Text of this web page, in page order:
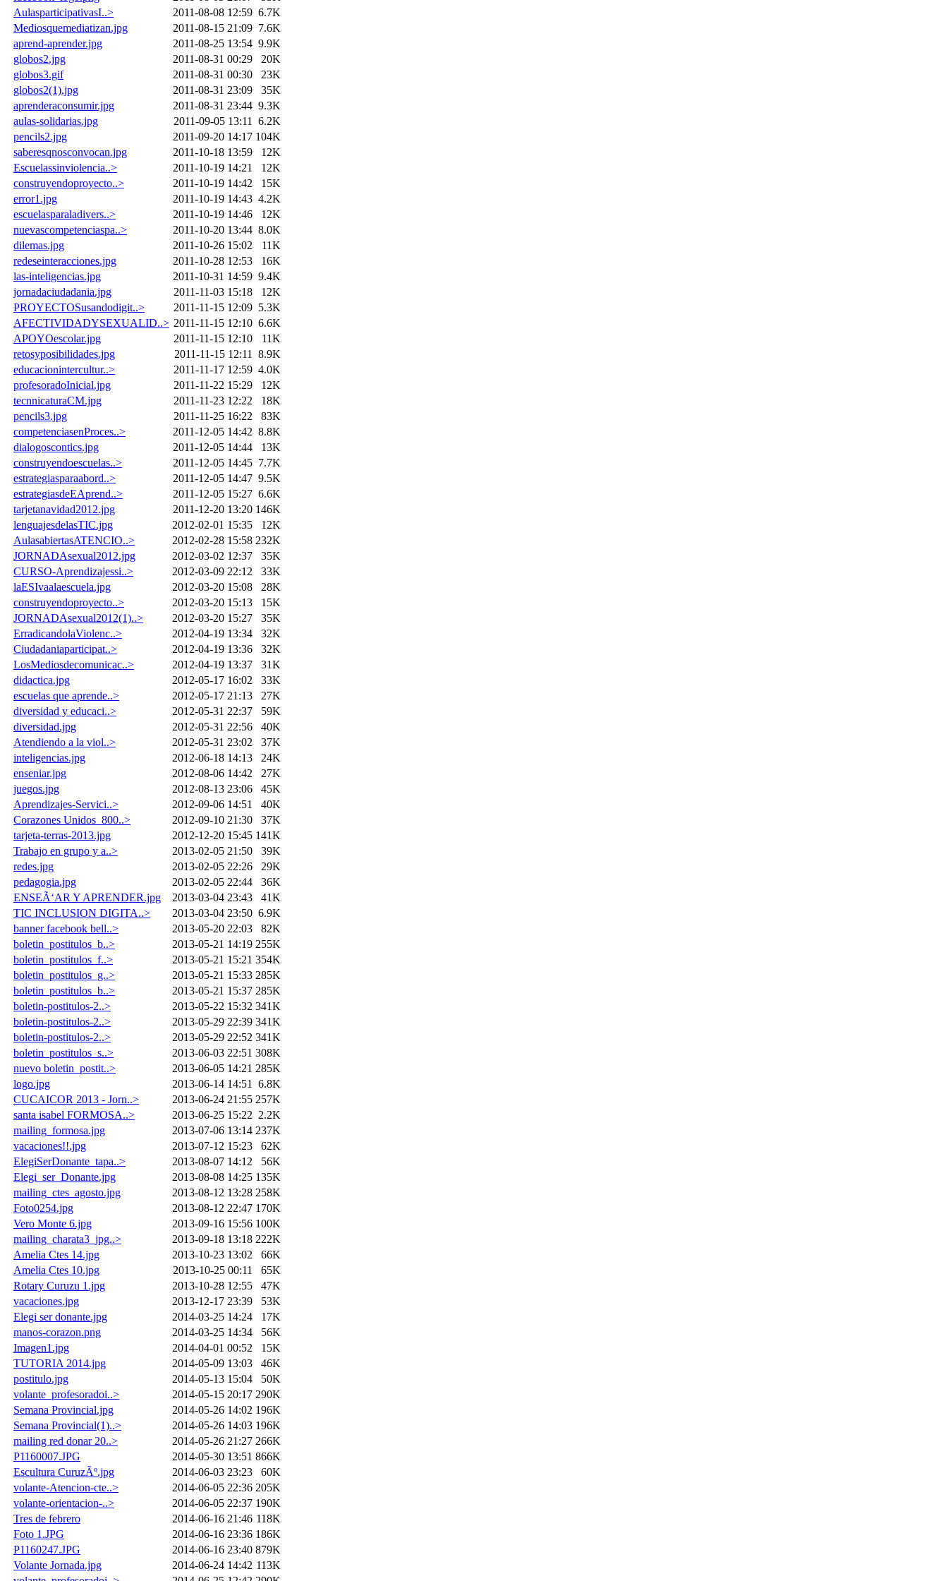
AulasparticipativasI..>
2011-08-08 12:59 6.7K
Mediosquemediatizan.jpg
2011-08-15 21:09 7.6K
aprend-aprender.jpg
2011-08-25 13:54 9.9K
globos2.jpg
2011-08-31 00:29
20K
globos3.gif
2011-08-31 00:30
23K
globos2(1).jpg
2011-08-31 23:09
35K
aprenderaconsumir.jpg
2011-08-31 23:44 9.3K
aulas-solidarias.jpg
2011-09-05 13:11
6.2K
pencils2.jpg
2011-09-20 14:17 104K
saberesqnosconvocan.jpg
2011-10-18 13:59
12K
Escuelassinviolencia..>
2011-10-19 14:21
12K
construyendoproyecto..>
2011-10-19 14:42
15K
error1.jpg
2011-10-19 14:43 4.2K
escuelasparaladivers..>
2011-10-19 14:46
12K
nuevascompetenciaspa..>
2011-10-20 13:44 8.0K
dilemas.jpg
2011-10-26 15:02
11K
redeseinteracciones.jpg
2011-10-28 12:53
16K
las-inteligencias.jpg
2011-10-31 14:59 9.4K
jornadaciudadania.jpg
2011-11-03 15:18
12K
PROYECTOSusandodigit..>
2011-11-15 12:09 5.3K
AFECTIVIDADYSEXUALID..> 2011-11-15 12:10 6.6K
APOYOescolar.jpg
2011-11-15 12:10
11K
retosyposibilidades.jpg
2011-11-15 12:11
8.9K
educacionintercultur..>
2011-11-17 12:59 4.0K
profesoradoInicial.jpg
2011-11-22 15:29
12K
tecnnicaturaCM.jpg
2011-11-23 12:22
18K
pencils3.jpg
2011-11-25 16:22
83K
competenciasenProces..>
2011-12-05 14:42 8.8K
dialogoscontics.jpg
2011-12-05 14:44
13K
construyendoescuelas..>
2011-12-05 14:45 7.7K
estrategiasparaabord..>
2011-12-05 14:47 9.5K
estrategiasdeEAprend..>
2011-12-05 15:27 6.6K
tarjetanavidad2012.jpg
2011-12-20 13:20 146K
lenguajesdelasTIC.jpg
2012-02-01 15:35
12K
AulasabiertasATENCIO..>
2012-02-28 15:58 232K
JORNADAsexual2012.jpg
2012-03-02 12:37
35K
CURSO-Aprendizajessi..>
2012-03-09 22:12
33K
laESIvaalaescuela.jpg
2012-03-20 15:08
28K
construyendoproyecto..>
2012-03-20 15:13
15K
JORNADAsexual2012(1)..>
2012-03-20 15:27
35K
ErradicandolaViolenc..>
2012-04-19 13:34
32K
Ciudadaniaparticipat..>
2012-04-19 13:36
32K
LosMediosdecomunicac..>
2012-04-19 13:37
31K
didactica.jpg
2012-05-17 16:02
33K
escuelas que aprende..>
2012-05-17 21:13
27K
diversidad y educaci..>
2012-05-31 22:37
59K
diversidad.jpg
2012-05-31 22:56
40K
Atendiendo a la viol..>
2012-05-31 23:02
37K
inteligencias.jpg
2012-06-18 14:13
24K
enseniar.jpg
2012-08-06 14:42
27K
juegos.jpg
2012-08-13 23:06
45K
Aprendizajes-Servici..>
2012-09-06 14:51
40K
Corazones Unidos_800..>
2012-09-10 21:30
37K
tarjeta-terras-2013.jpg
2012-12-20 15:45 141K
Trabajo en grupo y a..>
2013-02-05 21:50
39K
redes.jpg
2013-02-05 22:26
29K
pedagogia.jpg
2013-02-05 22:44
36K
ENSEÃ‘AR Y APRENDER.jpg
2013-03-04 23:43
41K
TIC INCLUSION DIGITA..>
2013-03-04 23:50 6.9K
banner facebook bell..>
2013-05-20 22:03
82K
boletin_postitulos_b..>
2013-05-21 14:19 255K
boletin_postitulos_f..>
2013-05-21 15:21 354K
boletin_postitulos_g..>
2013-05-21 15:33 285K
boletin_postitulos_b..>
2013-05-21 15:37 285K
boletin-postitulos-2..>
2013-05-22 15:32 341K
boletin-postitulos-2..>
2013-05-29 22:39 341K
boletin-postitulos-2..>
2013-05-29 22:52 341K
boletin_postitulos_s..>
2013-06-03 22:51 308K
nuevo boletin_postit..>
2013-06-05 14:21 285K
logo.jpg
2013-06-14 14:51
6.8K
CUCAICOR 2013 - Jorn..>
2013-06-24 21:55 257K
santa isabel FORMOSA..>
2013-06-25 15:22 2.2K
mailing_formosa.jpg
2013-07-06 13:14 237K
vacaciones!!.jpg
2013-07-12 15:23
62K
ElegiSerDonante_tapa..>
2013-08-07 14:12
56K
Elegi_ser_Donante.jpg
2013-08-08 14:25 135K
mailing_ctes_agosto.jpg
2013-08-12 13:28 258K
Foto0254.jpg
2013-08-12 22:47 170K
Vero Monte 6.jpg
2013-09-16 15:56 100K
mailing_charata3_jpg..>
2013-09-18 13:18 222K
Amelia Ctes 14.jpg
2013-10-23 13:02
66K
Amelia Ctes 10.jpg
2013-10-25 00:11
65K
Rotary Curuzu 1.jpg
2013-10-28 12:55
47K
vacaciones.jpg
2013-12-17 23:39
53K
Elegi ser donante.jpg
2014-03-25 14:24
17K
manos-corazon.png
2014-03-25 14:34
56K
Imagen1.jpg
2014-04-01 00:52
15K
TUTORIA 2014.jpg
2014-05-09 13:03
46K
postitulo.jpg
2014-05-13 15:04
50K
volante_profesoradoi..>
2014-05-15 20:17 290K
Semana Provincial.jpg
2014-05-26 14:02 196K
Semana Provincial(1)..>
2014-05-26 14:03 196K
mailing red donar 20..>
2014-05-26 21:27 266K
P1160007.JPG
2014-05-30 13:51 866K
Escultura CuruzÃº.jpg
2014-06-03 23:23
60K
volante-Atencion-cte..>
2014-06-05 22:36 205K
volante-orientacion-..>
2014-06-05 22:37 190K
Tres de febrero
2014-06-16 21:46 118K
Foto 1.JPG
2014-06-16 23:36 186K
P1160247.JPG
2014-06-16 23:40 879K
Volante Jornada.jpg
2014-06-24 14:42 113K